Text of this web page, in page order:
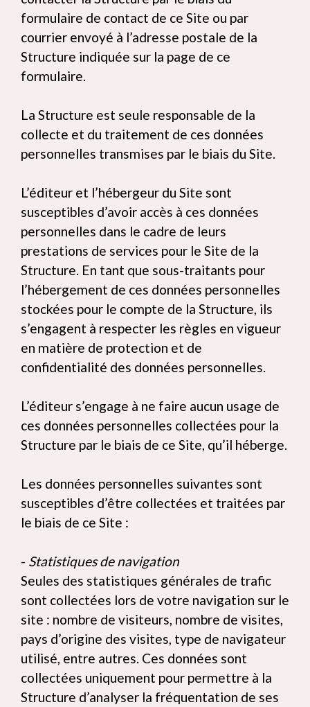
formulaire de contact de ce Site ou par
courrier envoyé à l’adresse postale de la
Structure indiquée sur la page de ce
formulaire.
La Structure est seule responsable de la
collecte et du traitement de ces données
personnelles transmises par le biais du Site.
L’éditeur et l’hébergeur du Site sont
susceptibles d’avoir accès à ces données
personnelles dans le cadre de leurs
prestations de services pour le Site de la
Structure. En tant que sous-traitants pour
l’hébergement de ces données personnelles
stockées pour le compte de la Structure, ils
s’engagent à respecter les règles en vigueur
en matière de protection et de
confidentialité des données personnelles.
L’éditeur s’engage à ne faire aucun usage de
ces données personnelles collectées pour la
Structure par le biais de ce Site, qu’il héberge.
Les données personnelles suivantes sont
susceptibles d’être collectées et traitées par
le biais de ce Site :
- Statistiques de navigation
Seules des statistiques générales de trafic
sont collectées lors de votre navigation sur le
site : nombre de visiteurs, nombre de visites,
pays d’origine des visites, type de navigateur
utilisé, entre autres. Ces données sont
collectées uniquement pour permettre à la
Structure d’analyser la fréquentation de ses